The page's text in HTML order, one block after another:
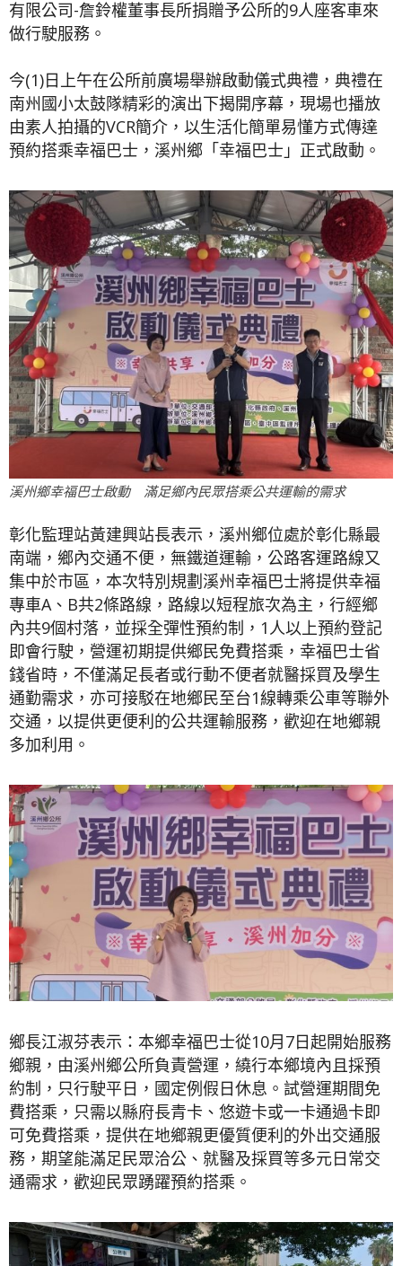
有限公司-詹鈴權董事長所捐贈予公所的9人座客車來
做行駛服務。
今(1)日上午在公所前廣場舉辦啟動儀式典禮，典禮在
南州國小太鼓隊精彩的演出下揭開序幕，現場也播放
由素人拍攝的VCR簡介，以生活化簡單易懂方式傳達
預約搭乘幸福巴士，溪州鄉「幸福巴士」正式啟動。
溪州鄉幸福巴士啟動 滿足鄉內民眾搭乘公共運輸的需求
彰化監理站黃建興站長表示，溪州鄉位處於彰化縣最
南端，鄉內交通不便，無鐵道運輸，公路客運路線又
集中於市區，本次特別規劃溪州幸福巴士將提供幸福
專車A、B共2條路線，路線以短程旅次為主，行經鄉
內共9個村落，並採全彈性預約制，1人以上預約登記
即會行駛，營運初期提供鄉民免費搭乘，幸福巴士省
錢省時，不僅滿足長者或行動不便者就醫採買及學生
通勤需求，亦可接駁在地鄉民至台1線轉乘公車等聯外
交通，以提供更便利的公共運輸服務，歡迎在地鄉親
多加利用。
鄉長江淑芬表示：本鄉幸福巴士從10月7日起開始服務
鄉親，由溪州鄉公所負責營運，繞行本鄉境內且採預
約制，只行駛平日，國定例假日休息。試營運期間免
費搭乘，只需以縣府長青卡、悠遊卡或一卡通過卡即
可免費搭乘，提供在地鄉親更優質便利的外出交通服
務，期望能滿足民眾洽公、就醫及採買等多元日常交
通需求，歡迎民眾踴躍預約搭乘。